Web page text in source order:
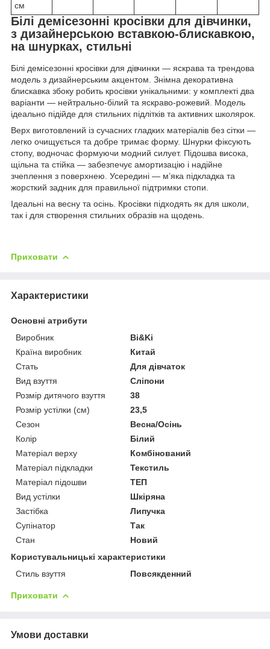
см
Білі демісезонні кросівки для дівчинки,
з дизайнерською вставкою-блискавкою,
на шнурках, стильні
Білі демісезонні кросівки для дівчинки — яскрава та трендова
модель з дизайнерським акцентом. Знімна декоративна
блискавка збоку робить кросівки унікальними: у комплекті два
варіанти — нейтрально-білий та яскраво-рожевий. Модель
ідеально підійде для стильних підлітків та активних школярок.
Верх виготовлений із сучасних гладких матеріалів без сітки —
легко очищується та добре тримає форму. Шнурки фіксують
стопу, водночас формуючи модний силует. Підошва висока,
щільна та стійка — забезпечує амортизацію і надійне
зчеплення з поверхнею. Усередині — м’яка підкладка та
жорсткий задник для правильної підтримки стопи.
Ідеальні на весну та осінь. Кросівки підходять як для школи,
так і для створення стильних образів на щодень.
Приховати
Характеристики
Основні атрибути
Виробник
Bi&Ki
Країна виробник
Китай
Стать
Для дівчаток
Вид взуття
Сліпони
Розмір дитячого взуття
38
Розмір устілки (см)
23,5
Сезон
Весна/Осінь
Колір
Білий
Матеріал верху
Комбінований
Матеріал підкладки
Текстиль
Матеріал підошви
ТЕП
Вид устілки
Шкіряна
Застібка
Липучка
Супінатор
Так
Стан
Новий
Користувальницькі характеристики
Стиль взуття
Повсякденний
Приховати
Умови доставки